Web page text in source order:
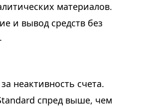
материалов.
и вывод средств без
неактивность счета.
спред выше, чем